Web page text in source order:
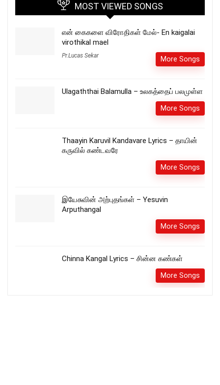
MOST VIEWED SONGS
என் கைகளை விரோதிகள் மேல்- En kaigalai
virothikal mael
Pr.Lucas Sekar More Songs
Ulagaththai Balamulla – உலகத்தைப் பலமுள்ள
More Songs
Thaayin Karuvil Kandavare Lyrics – தாயின்
கருவில் கண்டவரே
More Songs
இயேசுவின் அற்புதங்கள் – Yesuvin
Arputhangal
More Songs
Chinna Kangal Lyrics – சின்ன கண்கள்
More Songs